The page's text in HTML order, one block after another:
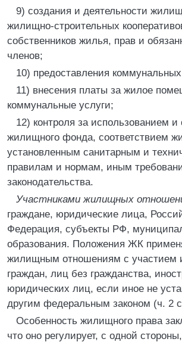
9) создания и деятельности
жилищно-строительных
собственников жилья, прав и
членов;
10) предоставления коммунальных
11) внесения платы за жилое
коммунальные услуги;
12) контроля за использованием и
жилищного фонда, соответствием
установленным санитарным и
правилам и нормам, иным
законодательства.
Участниками жилищных
граждане, юридические лица,
Федерация, субъекты РФ,
образования. Положения ЖК
жилищным отношениям с участием
граждан, лиц без гражданства,
юридических лиц, если иное не
другим федеральным законом (ч. 2
Особенность жилищного права
что оно регулирует, с одной стороны,